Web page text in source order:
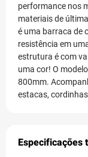
performance nos
materiais de
é uma barraca de
resistência em
estrutura é com
uma cor! O
800mm.
estacas,
Especificações